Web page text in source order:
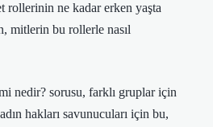
rollerinin ne kadar erken yaşta
mitlerin bu rollerle nasıl
nedir? sorusu, farklı gruplar için
hakları savunucuları için bu,